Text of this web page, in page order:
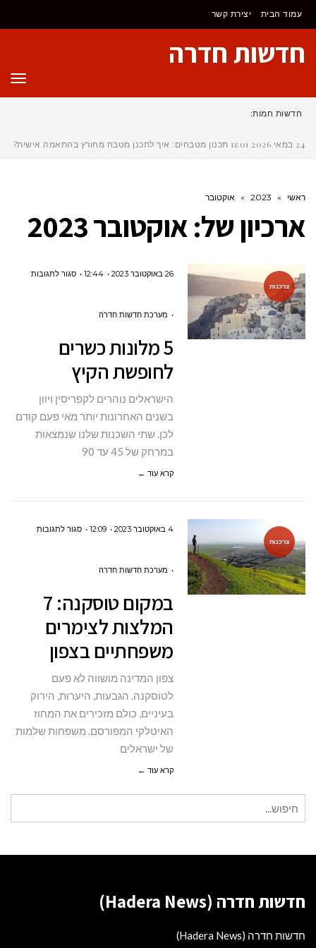
לתוכן
עמוד הבית יצירת קשר
חדשות חדרה
חדשות חמות:
24 במאי 2026 11:01 תכנון מטבחים: איך לתכנן מטבח מחורץ בהתאמה אישית?
ראשי »
2023
» אוקטובר
ארכיון של:אוקטובר 2023
צרכנות
26 באוקטובר 2023 12:44 סגור לתגובותעל
מערכת חדשות חדרה
5 מלונות כשרים
לחופשת הקיץ
הישראלים נוהרים לקפריסין ויוון
בשנים האחרונות יותר מאי פעם קודם
לכן. שתי השכנות שלנו שנמצאות
במרחק של 45 עד 90
קרא עוד ←
צרכנות
4 באוקטובר 2023 12:09 סגור לתגובותעל
מערכת חדשות חדרה
במקום טוסקנה: 7
המלצות לצימרים
משפחתיים בצפון
צפון המדינה מושווה לא פעם
לטוסקנה. הגבעות, היערות, הירוק
בעיניים, כולם מזכירים את המחוז
האיטלקי המפורסם. משפחות שלמות
של ישראלים
קרא עוד ←
עבור:
חדשות חדרה (Hadera News)
חדשות חדרה (Hadera News)